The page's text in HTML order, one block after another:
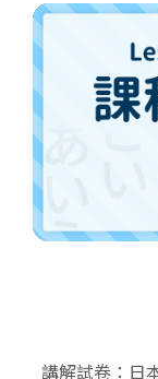
講解試卷：日